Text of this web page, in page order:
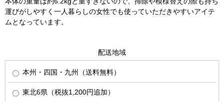
運びがしやすく一人暮らしの女性でも使っていただきやすいアイテ
ムとなっています。
配送地域
本州・四国・九州（送料無料）
東北6県（税抜1,200円追加）